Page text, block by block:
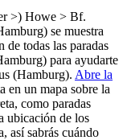
>) Howe > Bf.
se muestra
de todas las paradas
para ayudarte
(Hamburg). Abre la
en un mapa sobre la
como paradas
ubicación de los
así sabrás cuándo